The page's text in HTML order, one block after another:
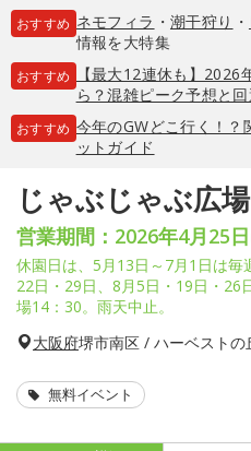
おすすめ ネモフィラ ・ 潮干狩り ・
情報を大特集
おすすめ
【最大12連休も】
ら？混雑ピーク予想と
おすすめ 今年のGWどこ行く！？
ットガイド
じゃぶじゃぶ広場
営業期間：2026年4月25
休園日は、5月13日～7月1日は毎
22日・29日、8月5日・19日・26
場14：30。雨天中止。
大阪府堺市南区 / ハーベストの
無料イベント